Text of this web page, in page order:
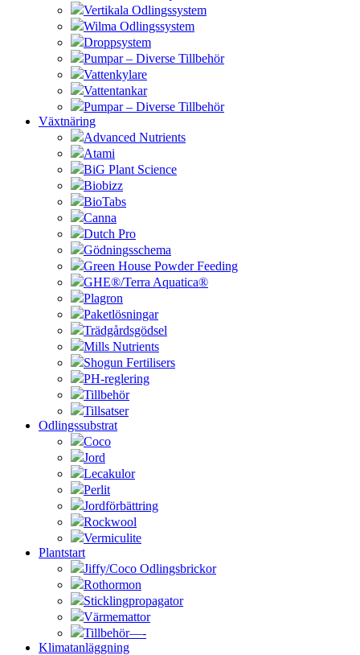
Vertikala Odlingssystem
Wilma Odlingssystem
Droppsystem
Pumpar – Diverse Tillbehör
Vattenkylare
Vattentankar
Pumpar – Diverse Tillbehör
Växtnäring
Advanced Nutrients
Atami
BiG Plant Science
Biobizz
BioTabs
Canna
Dutch Pro
Gödningsschema
Green House Powder Feeding
GHE®/Terra Aquatica®
Plagron
Paketlösningar
Trädgårdsgödsel
Mills Nutrients
Shogun Fertilisers
PH-reglering
Tillbehör
Tillsatser
Odlingssubstrat
Coco
Jord
Lecakulor
Perlit
Jordförbättring
Rockwool
Vermiculite
Plantstart
Jiffy/Coco Odlingsbrickor
Rothormon
Sticklingpropagator
Värmemattor
Tillbehör—-
Klimatanläggning